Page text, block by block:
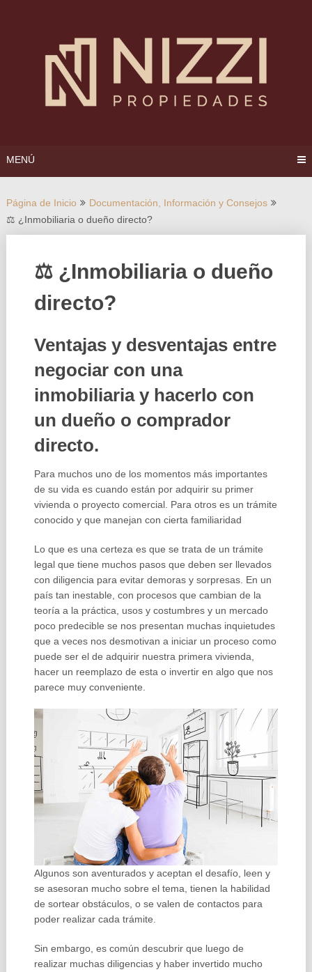
MENÚ
Página de Inicio
Documentación, Información y Consejos
⚖ ¿Inmobiliaria o dueño directo?
⚖ ¿Inmobiliaria o dueño
directo?
Ventajas y desventajas entre
negociar con una
inmobiliaria y hacerlo con
un dueño o comprador
directo.
Para muchos uno de los momentos más importantes
de su vida es cuando están por adquirir su primer
vivienda o proyecto comercial. Para otros es un trámite
conocido y que manejan con cierta familiaridad
Lo que es una certeza es que se trata de un trámite
legal que tiene muchos pasos que deben ser llevados
con diligencia para evitar demoras y sorpresas. En un
país tan inestable, con procesos que cambian de la
teoría a la práctica, usos y costumbres y un mercado
poco predecible se nos presentan muchas inquietudes
que a veces nos desmotivan a iniciar un proceso como
puede ser el de adquirir nuestra primera vivienda,
hacer un reemplazo de esta o invertir en algo que nos
parece muy conveniente.
Algunos son aventurados y aceptan el desafío, leen y
se asesoran mucho sobre el tema, tienen la habilidad
de sortear obstáculos, o se valen de contactos para
poder realizar cada trámite.
Sin embargo, es común descubrir que luego de
realizar muchas diligencias y haber invertido mucho